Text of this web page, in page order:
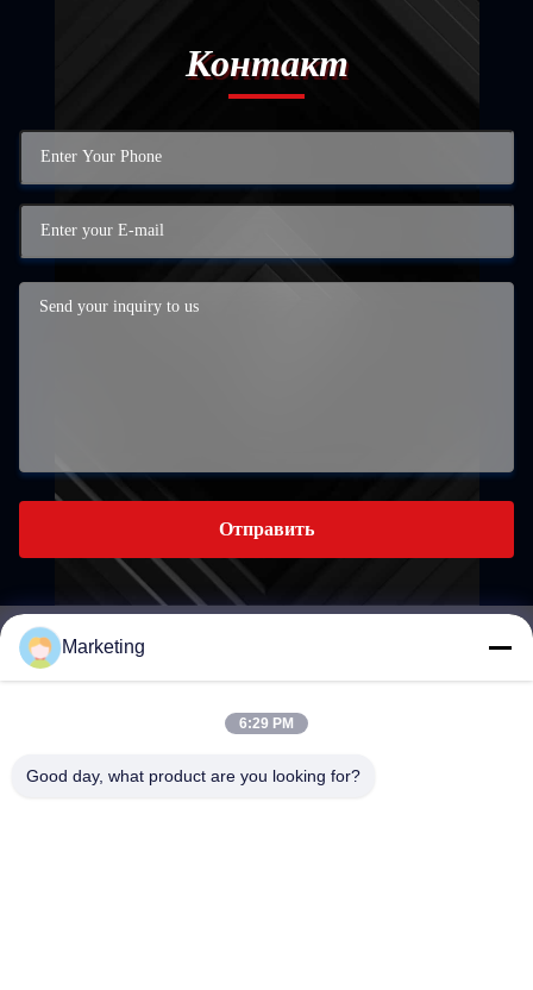
Контакт
Отправить
marketing@hwashi.com
Marketing
6:29 PM
Good day, what product are you looking for?